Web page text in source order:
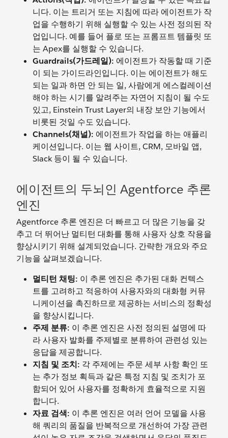
니다. 이는 트리거 또는 지침에 따라 에이전트가 작
업을 수행하기 위해 실행할 수 있는 사전 정의된 작
업입니다. 예를 들어 플로 또는 프롬프트 템플릿 또
는 Apex를 실행할 수 있습니다.
Guardrails(가드레일): 에이전트가 작동할 때 기준
이 되는 가이드라인입니다. 이는 에이전트가 해도
되는 일과 하면 안 되는 일, 사람에게 에스컬레이션
해야 하는 시기를 알려주는 자연어 지침이 될 수도
있고, Einstein Trust Layer의 내장 보안 기능에서
비롯된 것일 수도 있습니다.
Channels(채널): 에이전트가 작업을 하는 애플리
케이션입니다. 이는 웹 사이트, CRM, 모바일 앱,
Slack 등이 될 수 있습니다.
에이전트의 두뇌인 Agentforce 추론
엔진
Agentforce 추론 엔진은 더 빠르고 더 많은 기능을 갖
추고 더 뛰어난 멀티턴 대화를 통해 사용자 상호 작용을
향상시키기 위해 설계되었습니다. 간략한 개요와 주요
기능을 살펴보겠습니다.
멀티턴 채팅: 이 추론 엔진은 추가된 대화 컨텍스
트를 고려하고 적응하여 사용자와의 대화형 커뮤
니케이션을 촉진하므로 제공하는 서비스의 정확성
을 향상시킵니다.
주제 분류: 이 추론 엔진은 사전 정의된 설명에 따
라 사용자 발화를 주제별로 분류하여 관련성 있는
응답을 제공합니다.
지침 및 조치: 각 주제에는 주문 세부 사항 확인 또
는 추가 정보 획득과 같은 특정 지침 및 조치가 포
함되어 있어 사용자를 정확하게 효율적으로 지원
합니다.
자료 검색: 이 추론 엔진은 여러 언어 모델을 사용
해 쿼리의 품질을 반복적으로 개선하여 가장 관련